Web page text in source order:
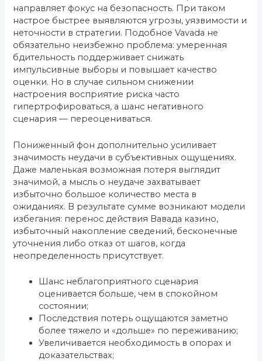
направляет фокус на безопасность. При таком
настрое быстрее выявляются угрозы, уязвимости и
неточности в стратегии. Подобное Vavada не
обязательно неизбежно проблема: умеренная
бдительность поддерживает снижать
импульсивные выборы и повышает качество
оценки. Но в случае сильном снижении
настроения восприятие риска часто
гипертрофироваться, а шанс негативного
сценария — переоцениваться.
Пониженный фон дополнительно усиливает
значимость неудачи в субъективных ощущениях.
Даже маленькая возможная потеря выглядит
значимой, а мысль о неудаче захватывает
избыточно большое количество места в
ожиданиях. В результате сумме возникают модели
избегания: перенос действия Вавада казино,
избыточный накопление сведений, бесконечные
уточнения либо отказ от шагов, когда
неопределенность присутствует.
Шанс неблагоприятного сценария
оценивается больше, чем в спокойном
состоянии;
Последствия потерь ощущаются заметно
более тяжело и «дольше» по переживанию;
Увеличивается необходимость в опорах и
доказательствах;